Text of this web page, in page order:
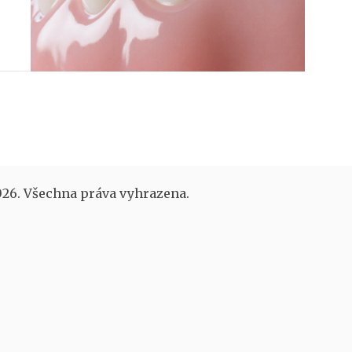
Všechna práva vyhrazena.